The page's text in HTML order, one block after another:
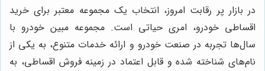
در بازار پر رقابت امروز، انتخاب یک مجموعه معتبر برای خرید
اقساطی خودرو، امری حیاتی است. مجموعه مبین خودرو با
سال‌ها تجربه در صنعت خودرو و ارائه خدمات متنوع، به یکی از
نام‌های شناخته شده و قابل اعتماد در زمینه فروش اقساطی، به